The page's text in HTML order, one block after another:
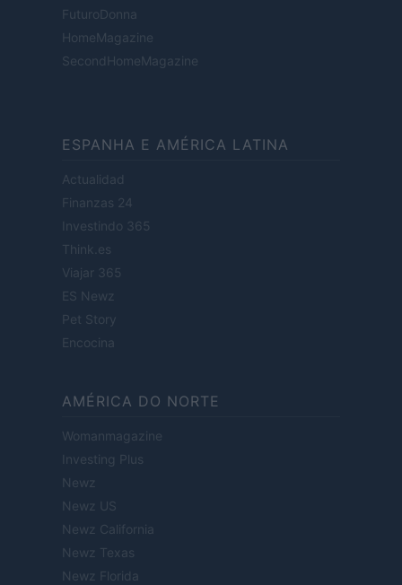
FuturoDonna
HomeMagazine
SecondHomeMagazine
ESPANHA E AMÉRICA LATINA
Actualidad
Finanzas 24
Investindo 365
Think.es
Viajar 365
ES Newz
Pet Story
Encocina
AMÉRICA DO NORTE
Womanmagazine
Investing Plus
Newz
Newz US
Newz California
Newz Texas
Newz Florida